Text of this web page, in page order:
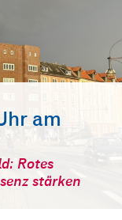
am
Rotes
stärken